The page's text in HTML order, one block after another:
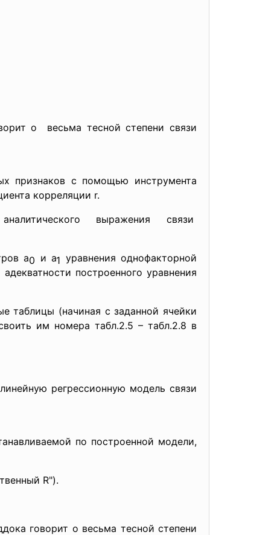
о весьма тесной степени связи
признаков с помощью инструмента
корреляции r.
выражениясвязи
а0 и а1 уравнения однофакторной
построенного уравнения
таблицы (начиная с заданной ячейки
им номера табл.2.5 – табл.2.8 в
регрессионную модель связи
по построенной модели,
R").
говорит о весьма тесной степени